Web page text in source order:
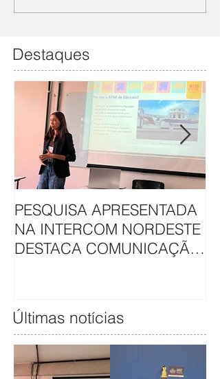
Destaques
PESQUISA APRESENTADA
NA INTERCOM NORDESTE
DESTACA COMUNICAÇÃO
Últimas notícias